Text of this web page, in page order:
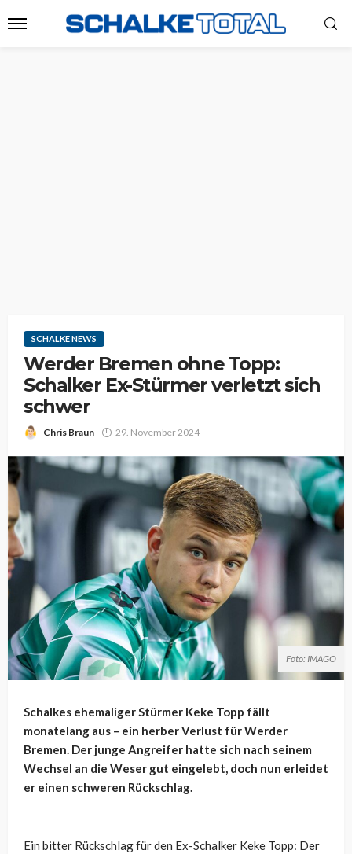
SCHALKE NEWS
Werder Bremen ohne Topp:
Schalker Ex-Stürmer verletzt sich
schwer
Chris Braun 29. November 2024
Foto: IMAGO
Schalkes ehemaliger Stürmer Keke Topp fällt
monatelang aus – ein herber Verlust für Werder
Bremen. Der junge Angreifer hatte sich nach seinem
Wechsel an die Weser gut eingelebt, doch nun erleidet
er einen schweren Rückschlag.
Ein bitter Rückschlagfür den Ex-Schalker Keke Topp: Der